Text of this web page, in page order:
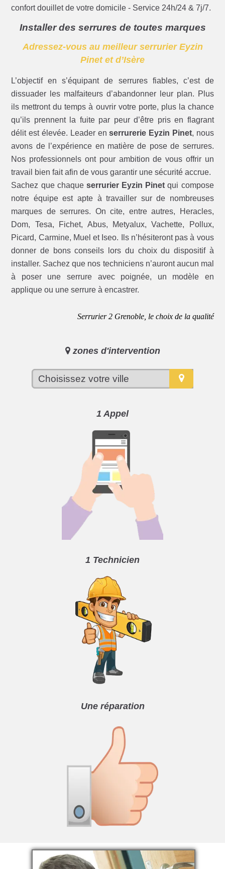
confort douillet de votre domicile - Service 24h/24 & 7j/7.
Installer des serrures de toutes marques
Adressez-vous au meilleur serrurier Eyzin
Pinet et d’Isère
L’objectif en s’équipant de serrures fiables, c’est de
dissuader les malfaiteurs d’abandonner leur plan. Plus
ils mettront du temps à ouvrir votre porte, plus la chance
qu’ils prennent la fuite par peur d’être pris en flagrant
délit est élevée. Leader enserrurerie Eyzin Pinet, nous
avons de l’expérience en matière de pose de serrures.
Nos professionnels ont pour ambition de vous offrir un
travail bien fait afin de vous garantir une sécurité accrue.
Sachez que chaque serrurier Eyzin Pinet qui compose
notre équipe est apte à travailler sur de nombreuses
marques de serrures. On cite, entre autres, Heracles,
Dom, Tesa, Fichet, Abus, Metyalux, Vachette, Pollux,
Picard, Carmine, Muel et Iseo. Ils n’hésiteront pas à vous
donner de bons conseils lors du choix du dispositif à
installer. Sachez que nos techniciens n’auront aucun mal
à poser une serrure avec poignée, un modèle en
applique ou une serrure à encastrer.
Serrurier 2 Grenoble, le choix de la qualité
zones d'intervention
1 Appel
1 Technicien
Une réparation